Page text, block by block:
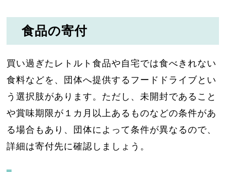
食品の寄付
買い過ぎたレトルト食品や自宅では食べきれない
食料などを、団体へ提供するフードドライブとい
う選択肢があります。ただし、未開封であること
や賞味期限が１カ月以上あるものなどの条件があ
る場合もあり、団体によって条件が異なるので、
詳細は寄付先に確認しましょう。